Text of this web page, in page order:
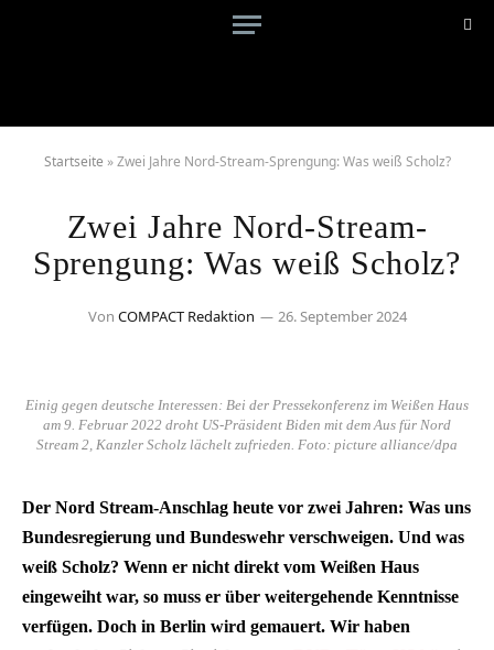
Startseite »Zwei Jahre Nord-Stream-Sprengung: Was weiß Scholz?
Zwei Jahre Nord-Stream-
Sprengung: Was weiß Scholz?
Von COMPACT Redaktion 26. September 2024
Einig gegen deutsche Interessen: Bei der Pressekonferenz im Weißen Haus
am 9. Februar 2022 droht US-Präsident Biden mit dem Aus für Nord
Stream 2, Kanzler Scholz lächelt zufrieden. Foto: picture alliance/dpa
Der Nord Stream-Anschlag heute vor zwei Jahren: Was uns
Bundesregierung und Bundeswehr verschweigen. Und was
weiß Scholz? Wenn er nicht direkt vom Weißen Haus
eingeweiht war, so muss er über weitergehende Kenntnisse
verfügen. Doch in Berlin wird gemauert. Wir haben